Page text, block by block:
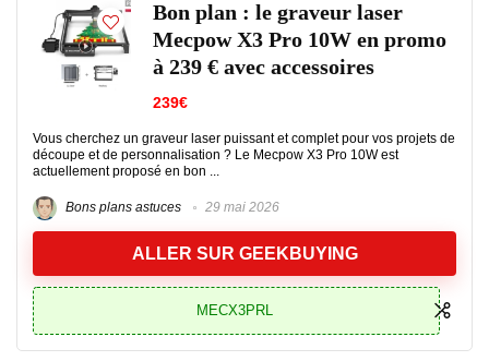
Bon plan : le graveur laser
Mecpow X3 Pro 10W en promo
à 239 € avec accessoires
239€
Vous cherchez un graveur laser puissant et complet pour vos projets de
découpe et de personnalisation ? Le Mecpow X3 Pro 10W est
actuellement proposé en bon ...
Bons plans astuces 29 mai 2026
ALLER SUR GEEKBUYING
MECX3PRL